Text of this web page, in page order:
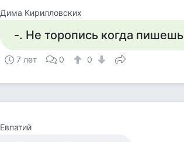
Дима Кирилловских
-. Не торопись когда пишешь
7 лет 0 0
Евпатий